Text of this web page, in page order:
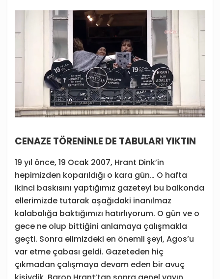
CENAZE TÖRENİNLE DE TABULARI YIKTIN
19 yıl önce, 19 Ocak 2007, Hrant Dink’in
hepimizden koparıldığı o kara gün… O hafta
ikinci baskısını yaptığımız gazeteyi bu balkonda
ellerimizde tutarak aşağıdaki inanılmaz
kalabalığa baktığımızı hatırlıyorum. O gün ve o
gece ne olup bittiğini anlamaya çalışmakla
geçti. Sonra elimizdeki en önemli şeyi, Agos’u
var etme çabası geldi. Gazeteden hiç
çıkmadan çalışmaya devam eden bir avuç